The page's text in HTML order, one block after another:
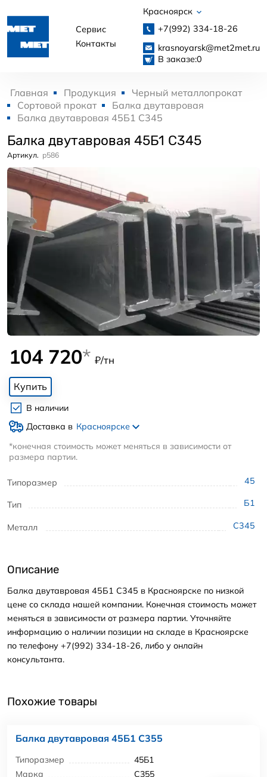
Сервис
Контакты
Красноярск
+7(992) 334-18-26
krasnoyarsk@met2met.ru
В заказе:0
Главная Продукция
Черный металлопрокат
Сортовой прокат
Балка двутавровая
Балка двутавровая 45Б1 С345
Балка двутавровая 45Б1 С345
Артикул. p586
Типоразмер 45
Тип Б1
Металл С345
104 720* ₽/тн
Купить
В наличии
Доставка в Красноярске
*конечная стоимость может меняться в зависимости от
размера партии.
Описание
Балка двутавровая 45Б1 С345 в Красноярске по низкой
цене со склада нашей компании. Конечная стоимость может
меняться в зависимости от размера партии. Уточняйте
информацию о наличии позиции на складе в Красноярске
по телефону +7(992) 334-18-26, либо у онлайн
консультанта.
Похожие товары
Балка двутавровая 45Б1 С355
Типоразмер
45Б1
Марка
С355